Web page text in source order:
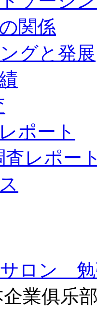
関係
グと発展
ポート
査レポー
サロン
業俱乐